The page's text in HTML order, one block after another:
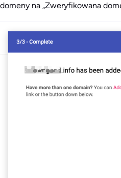
domeny na „Zweryfikowana